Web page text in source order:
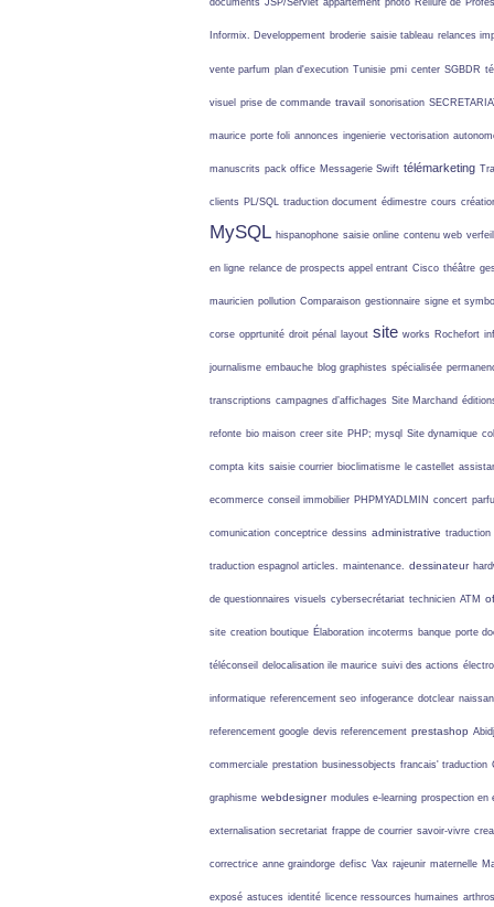
documents JSP/Servlet appartement photo Reliure de
Informix. Developpement broderie saisie tableau relances
vente parfum plan d'execution Tunisie pmi center SGBDR
visuel prise de commande travail sonorisation
maurice porte foli annonces ingenierie vectorisation
manuscrits pack office Messagerie Swift télémarketing
clients PL/SQL traduction document édimestre cours
MySQL hispanophone saisie online contenu web verfeil
en ligne relance de prospects appel entrant Cisco théâtre
mauricien pollution Comparaison gestionnaire signe et
corse opprtunité droit pénal layout site works Rochefort
journalisme embauche blog graphistes spécialisée
transcriptions campagnes d’affichages Site Marchand
refonte bio maison creer site PHP; mysql Site dynamique
compta kits saisie courrier bioclimatisme le castellet
ecommerce conseil immobilier PHPMYADLMIN concert
comunication conceptrice dessins administrative traduction
traduction espagnol articles. maintenance. dessinateur
de questionnaires visuels cybersecrétariat technicien ATM
site creation boutique Élaboration incoterms banque porte
téléconseil delocalisation ile maurice suivi des actions
informatique referencement seo infogerance dotclear
referencement google devis referencement prestashop
commerciale prestation businessobjects francais' traduction
graphisme webdesigner modules e-learning prospection en
externalisation secretariat frappe de courrier savoir-vivre
correctrice anne graindorge defisc Vax rajeunir maternelle
exposé astuces identité licence ressources humaines